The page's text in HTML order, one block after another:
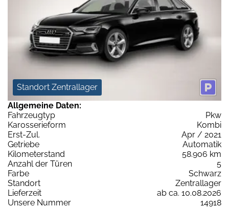
Standort Zentrallager
Allgemeine Daten:
Fahrzeugtyp
Pkw
Karosserieform
Kombi
Erst-Zul.
Apr / 2021
Getriebe
Automatik
Kilometerstand
58.906 km
Anzahl der Türen
5
Farbe
Schwarz
Standort
Zentrallager
Lieferzeit
ab ca. 10.08.2026
Unsere Nummer
14918